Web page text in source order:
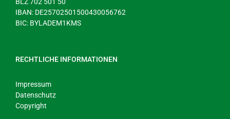
IBAN: DE25702501500430056762
BIC: BYLADEM1KMS
RECHTLICHE INFORMATIONEN
Impressum
Datenschutz
Copyright